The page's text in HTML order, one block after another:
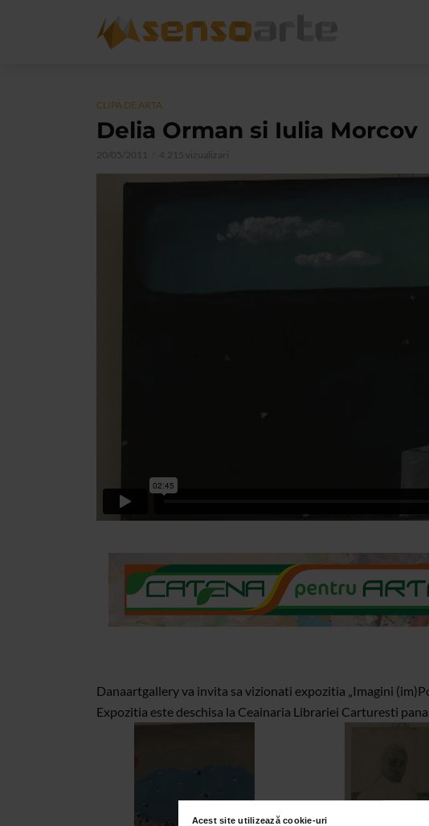
Acest site utilizează cookie-uri
CLIPA DE ARTA
Delia Orman si Iulia Morcov
20/05/2011 4.215 vizualizari
Danaartgallery va invita sa vizionati expozitia „Imagini
Expozitia este deschisa la Ceainaria Librariei Carturesti pana